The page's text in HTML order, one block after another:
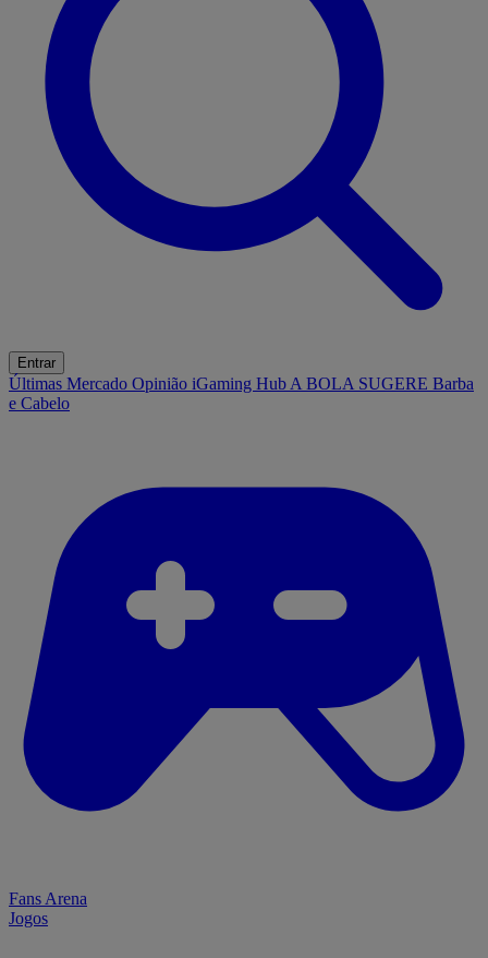
Entrar
Últimas Mercado Opinião iGaming Hub A BOLA SUGERE Barba
e Cabelo
Fans Arena
Jogos